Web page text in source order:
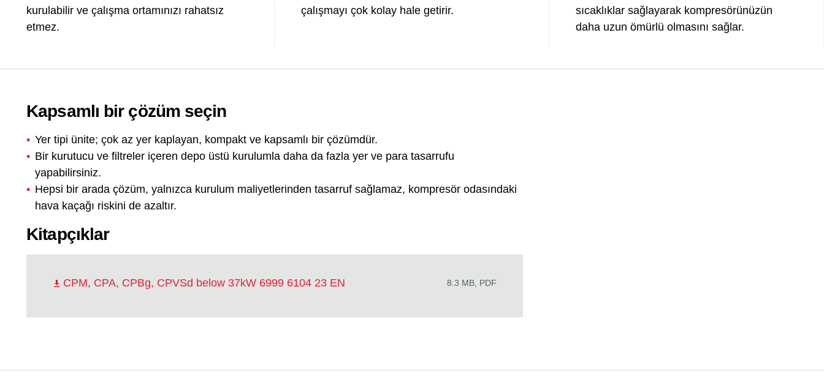
kurulabilir ve çalışma ortamınızı rahatsız
etmez.
çalışmayı çok kolay hale getirir.
sıcaklıklar sağlayarak kompresörünüzün
daha uzun ömürlü olmasını sağlar.
Kapsamlı bir çözüm seçin
Yer tipi ünite; çok az yer kaplayan, kompakt ve kapsamlı bir çözümdür.
Bir kurutucu ve filtreler içeren depo üstü kurulumla daha da fazla yer ve para tasarrufu
yapabilirsiniz.
Hepsi bir arada çözüm, yalnızca kurulum maliyetlerinden tasarruf sağlamaz, kompresör odasındaki
hava kaçağı riskini de azaltır.
Kitapçıklar
CPM, CPA, CPBg, CPVSd below 37kW 6999 6104 23 EN 8.3 MB, PDF